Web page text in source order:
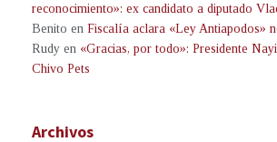
reconocimiento»: ex candidato a diputado
Benito en Fiscalía aclara «Ley Antiapodos»
Rudy en «Gracias, por todo»: Presidente
Chivo Pets
Archivos